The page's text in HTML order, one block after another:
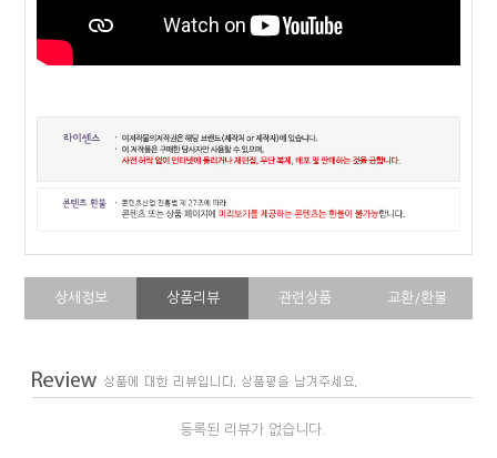
상세정보 상품리뷰 관련상품 교환/환불
등록된 리뷰가 없습니다.